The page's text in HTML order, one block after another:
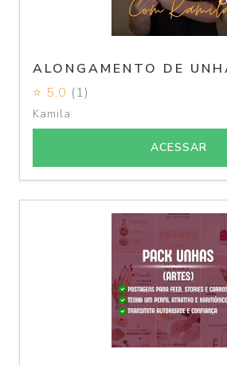
ALONGAMENTO DE
⭐ 5.0 (1)
Kamila
ACESSAR